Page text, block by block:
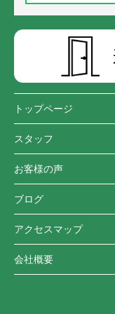
トップページ
スタッフ
お客様の声
ブログ
アクセスマップ
会社概要